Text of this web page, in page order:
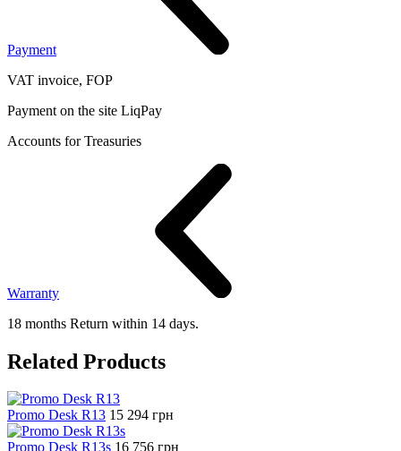
Payment
VAT invoice, FOP
Payment on the site LiqPay
Accounts for Treasuries
Warranty
18 months Return within 14 days.
Related Products
Promo Desk R13 15 294 грн
Promo Desk R13s 16 756 грн